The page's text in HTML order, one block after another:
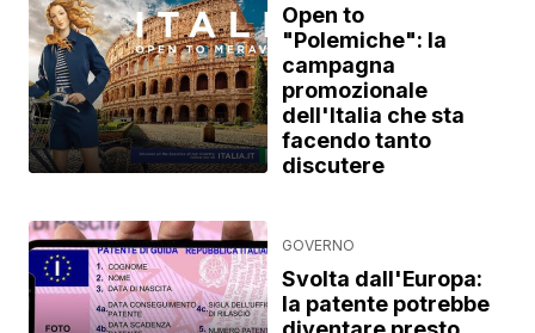
Open to
"Polemiche": la
campagna
promozionale
dell'Italia che sta
facendo tanto
discutere
GOVERNO
Svolta dall'Europa:
la patente potrebbe